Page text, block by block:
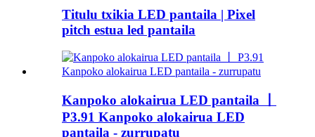
Titulu txikia LED pantaila | Pixel
pitch estua led pantaila
Kanpoko alokairua LED pantaila 丨
P3.91 Kanpoko alokairua LED
pantaila - zurrupatu